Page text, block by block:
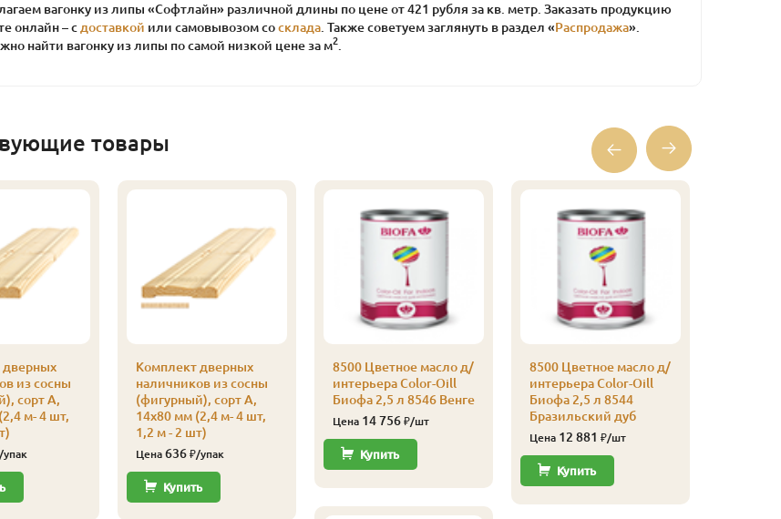
вагонку из липы «Софтлайн» различной длины по цене от 421 рубля за кв. метр. Заказать продукцию
онлайн – с доставкой или самовывозом сосклада. Также советуем заглянуть в раздел «Распродажа».
найти вагонку из липы по самой низкой цене за м2.
товары
дверных
из сосны
сорт А,
м- 4 шт,
упак
Комплект дверных
наличников из сосны
(фигурный), сорт А,
14х80 мм (2,4 м- 4 шт,
1,2 м - 2 шт)
Цена 636₽/упак
Купить
8500 Цветное масло д/
интерьера Color-Oill
Биофа 2,5 л 8546 Венге
Цена 14 756₽/шт
Купить
8500 Цветное масло д/
интерьера Color-Oill
Биофа 2,5 л 8544
Бразильский дуб
Цена 12 881 ₽/шт
Купить